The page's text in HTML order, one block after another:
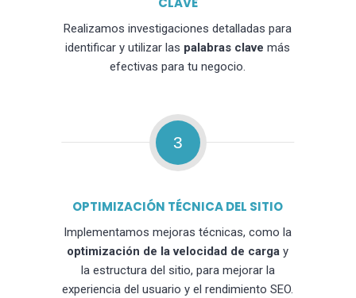
Realizamos investigaciones detalladas para
identificar y utilizar las palabras clave más
efectivas para tu negocio.
3
OPTIMIZACIÓN TÉCNICA DEL SITIO
Implementamos mejoras técnicas, como la
optimización de la velocidad de carga y
la estructura del sitio, para mejorar la
experiencia del usuario y el rendimiento SEO.